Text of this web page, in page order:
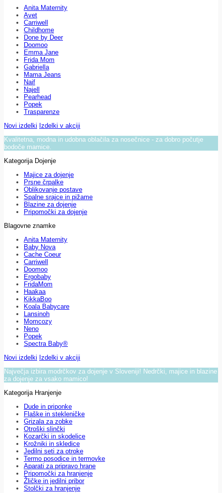
Anita Maternity
Avet
Carriwell
Childhome
Done by Deer
Doomoo
Emma Jane
Frida Mom
Gabriella
Mama Jeans
Naif
Najell
Pearhead
Popek
Trasparenze
Novi izdelki Izdelki v akciji
Kvalitetna, modna in udobna oblačila za nosečnice - za dobro počutje
bodoče mamice.
Kategorija Dojenje
Majice za dojenje
Prsne črpalke
Oblikovanje postave
Spalne srajce in pižame
Blazine za dojenje
Pripomočki za dojenje
Blagovne znamke
Anita Maternity
Baby Nova
Cache Coeur
Carriwell
Doomoo
Ergobaby
FridaMom
Haakaa
KikkaBoo
Koala Babycare
Lansinoh
Momcozy
Neno
Popek
Spectra Baby®
Novi izdelki Izdelki v akciji
Največja izbira modrčkov za dojenje v Sloveniji! Nedrčki, majice in blazine
za dojenje za vsako mamico!
Kategorija Hranjenje
Dude in priponke
Flaške in stekleničke
Grizala za zobke
Otroški slinčki
Kozarčki in skodelice
Krožniki in skledice
Jedilni seti za otroke
Termo posodice in termovke
Aparati za pripravo hrane
Pripomočki za hranjenje
Žličke in jedilni pribor
Stolčki za hranjenje